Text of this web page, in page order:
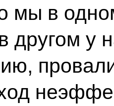
мы в
другом у